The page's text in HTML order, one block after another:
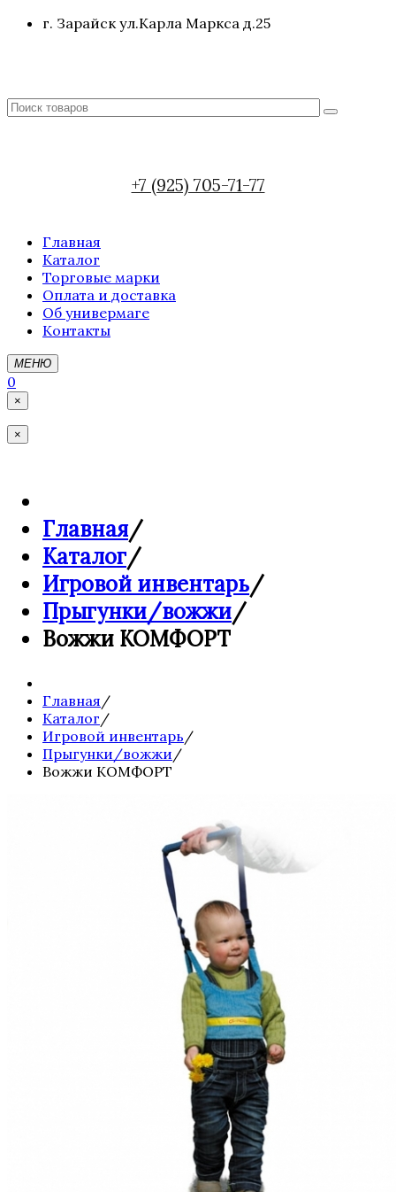
г. Зарайск ул.Карла Маркса д.25
+7 (925) 705-71-77
Главная
Каталог
Торговые марки
Оплата и доставка
Об универмаге
Контакты
МЕНЮ
0
×
×
Главная/
Каталог/
Игровой инвентарь/
Прыгунки/вожжи/
Вожжи КОМФОРТ
Главная /
Каталог /
Игровой инвентарь /
Прыгунки/вожжи /
Вожжи КОМФОРТ